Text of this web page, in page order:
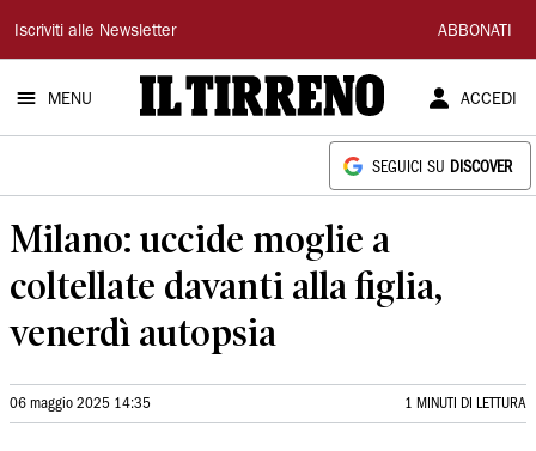
Il
Tirreno
Iscriviti alle Newsletter ABBONATI
MENU ACCEDI
SEGUICI SU DISCOVER
Milano: uccide moglie a
coltellate davanti alla figlia,
venerdì autopsia
06 maggio 2025 14:35 1 MINUTI DI LETTURA